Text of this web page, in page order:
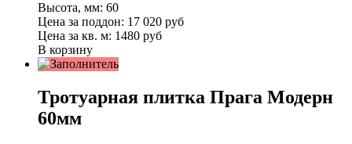
Высота, мм: 60
Цена за поддон: 17 020 руб
Цена за кв. м: 1480 руб
В корзину
Тротуарная плитка Прага Модерн
60мм